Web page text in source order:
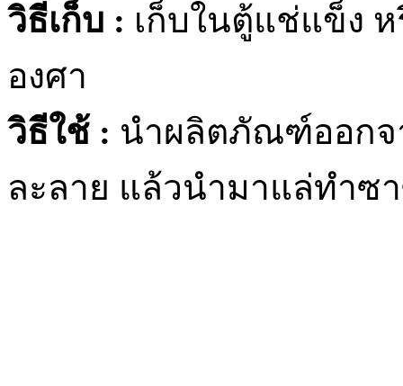
วิธีเก็บ : เก็บในตู้แช่แข็ง
องศา
วิธีใช้ : นำผลิตภัณฑ์ออกจ
ละลาย แล้วนำมาแล่ทำซ